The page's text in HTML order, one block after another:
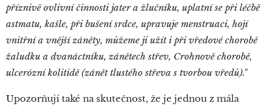
příznivě ovlivní činnosti jater a žlučníku, uplatní se při léčbě
astmatu, kašle, při bušení srdce, upravuje menstruaci, hojí
vnitřní a vnější záněty, můžeme ji užít i při vředové chorobě
žaludku a dvanáctníku, zánětech střev, Crohnově chorobě,
ulcerózní kolitidě (zánět tlustého střeva s tvorbou vředů)."
Upozorňují také na skutečnost, že je jednou z mála